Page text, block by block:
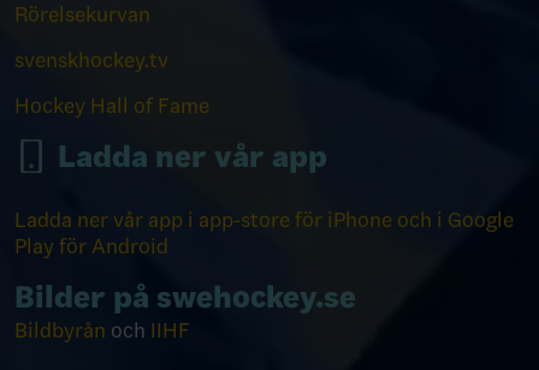
Rörelsekurvan
svenskhockey.tv
Hockey Hall of Fame
Ladda ner vår app
Ladda ner vår app i app-store för iPhone och i Google
Play för Android
Bilder på swehockey.se
Bildbyrån och IIHF